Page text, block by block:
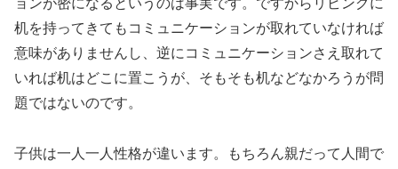
ョンが密になるというのは事実です。ですからリビングに
机を持ってきてもコミュニケーションが取れていなければ
意味がありませんし、逆にコミュニケーションさえ取れて
いれば机はどこに置こうが、そもそも机などなかろうが問
題ではないのです。
子供は一人一人性格が違います。もちろん親だって人間で